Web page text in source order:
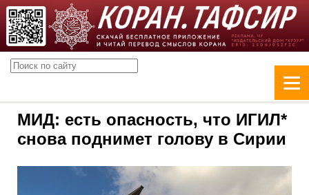
МИД: есть опасность, что ИГИЛ*
снова поднимет голову в Сирии